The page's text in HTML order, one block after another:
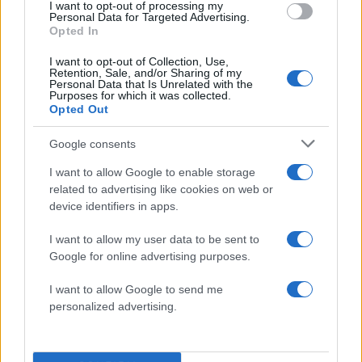
I want to opt-out of processing my
Personal Data for Targeted Advertising.
Opted In
I want to opt-out of Collection, Use,
Retention, Sale, and/or Sharing of my
Personal Data that Is Unrelated with the
Purposes for which it was collected.
Opted Out
Google consents
I want to allow Google to enable storage
related to advertising like cookies on web or
device identifiers in apps.
I want to allow my user data to be sent to
Google for online advertising purposes.
I want to allow Google to send me
personalized advertising.
παραγωγές που τον κυνηγούσαμε επί μήνες για
να πάρουμε τα λεφτά μας.
Τώρα, στο βάθος των καταγγελιών βλέπω λίγο
φως. Μετά από ένα χρόνο που είμαστε κλειστοί,
η κοινωνία κατάλαβε πως εργαζόμασταν οι
ηθοποιοί όλον αυτό τον καιρό. Ότι ήμασταν
έρμαια της τύχης. Η πρωτοβουλία που ξεκίνησε
από τον περασμένο Μάιο με τίτλο ‘Support Art
Workers’ έβαλε τον καλλιτέχνη ως εργαζόμενο
στο λεξιλόγιο μας, στο δημόσιο λόγο».
«Οι συγγνώμες πρέπει να είναι
έμπρακτες»